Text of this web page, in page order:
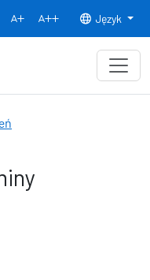
Normalny rozmiar czcionki
Rozmiar czcionki 150% Rozmiar
Język